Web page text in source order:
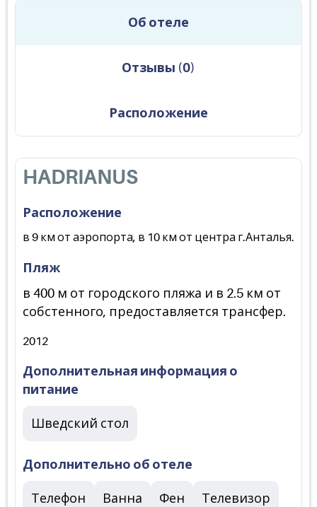
Об отеле
Отзывы (0)
Расположение
HADRIANUS
Расположение
в 9 км от аэропорта, в 10 км от центра г.Анталья.
Пляж
в 400 м от городского пляжа и в 2.5 км от
собстенного, предоставляется трансфер.
2012
Дополнительная информация о
питание
Шведский стол
Дополнительно об отеле
Телефон Ванна Фен Телевизор